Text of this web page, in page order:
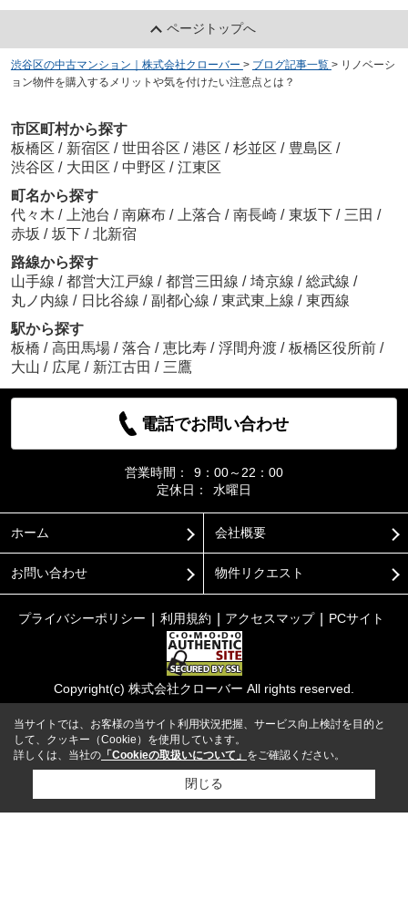
ページトップへ
渋谷区の中古マンション｜株式会社クローバー > ブログ記事一覧 > リノベーシ
ョン物件を購入するメリットや気を付けたい注意点とは？
市区町村から探す
板橋区 / 新宿区 / 世田谷区 / 港区 / 杉並区 / 豊島区 /
渋谷区 / 大田区 / 中野区 / 江東区
町名から探す
代々木 / 上池台 / 南麻布 / 上落合 / 南長崎 / 東坂下 / 三田 /
赤坂 / 坂下 / 北新宿
路線から探す
山手線 / 都営大江戸線 / 都営三田線 / 埼京線 / 総武線 /
丸ノ内線 / 日比谷線 / 副都心線 / 東武東上線 / 東西線
駅から探す
板橋 / 高田馬場 / 落合 / 恵比寿 / 浮間舟渡 / 板橋区役所前 /
大山 / 広尾 / 新江古田 / 三鷹
電話でお問い合わせ
営業時間：
9：00～22：00
定休日：
水曜日
ホーム 会社概要
お問い合わせ 物件リクエスト
プライバシーポリシー 利用規約 アクセスマップ PCサイト
Copyright(c) 株式会社クローバー All rights reserved.
当サイトでは、お客様の当サイト利用状況把握、サービス向上検討を目的と
して、クッキー（Cookie）を使用しています。
詳しくは、当社の 「Cookieの取扱いについて」 をご確認ください。
閉じる